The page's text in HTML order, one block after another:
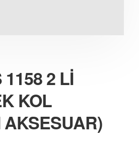
2 Lİ
KOL
AKSESUAR)